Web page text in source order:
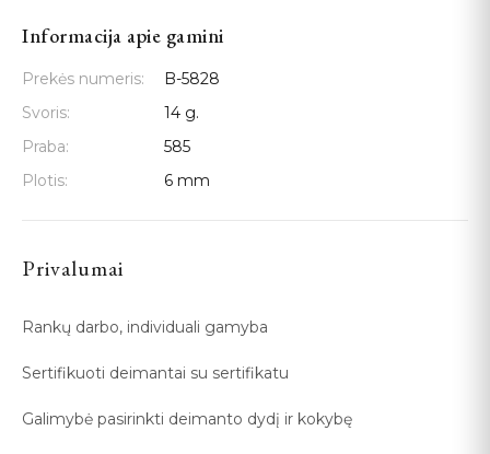
Informacija apie gamini
Prekės numeris:
B-5828
Svoris:
14 g.
Praba:
585
Plotis:
6 mm
Privalumai
Rankų darbo, individuali gamyba
Sertifikuoti deimantai su sertifikatu
Galimybė pasirinkti deimanto dydį ir kokybę